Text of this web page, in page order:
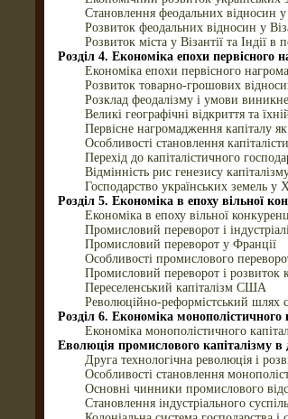
Становлення феодальних відносин у
Розвиток феодальних відносин у
Розвиток міста у Візантії та Індії
Розділ 4. Економіка епохи первісного
Економіка епохи первісного
Розвиток товарно-грошових
Розклад феодалізму і умови
Великі географічні відкриття та
Первісне нагромадження капіталу
Особливості становлення
Перехід до капіталістичного
Відмінність рис генезису
Господарство українських земель
Розділ 5. Економіка в епоху вільної
Економіка в епоху вільної
Промисловий переворот і
Промисловий переворот у Франції
Особливості промислового
Промисловий переворот і розвиток
Переселенський капіталізм США
Революційно-реформістський шлях
Розділ 6. Економіка монополістичного
Економіка монополістичного
Еволюція промислового капіталізму
Друга технологічна революція і
Особливості становлення
Основні чинники промислового
Становлення індустріального